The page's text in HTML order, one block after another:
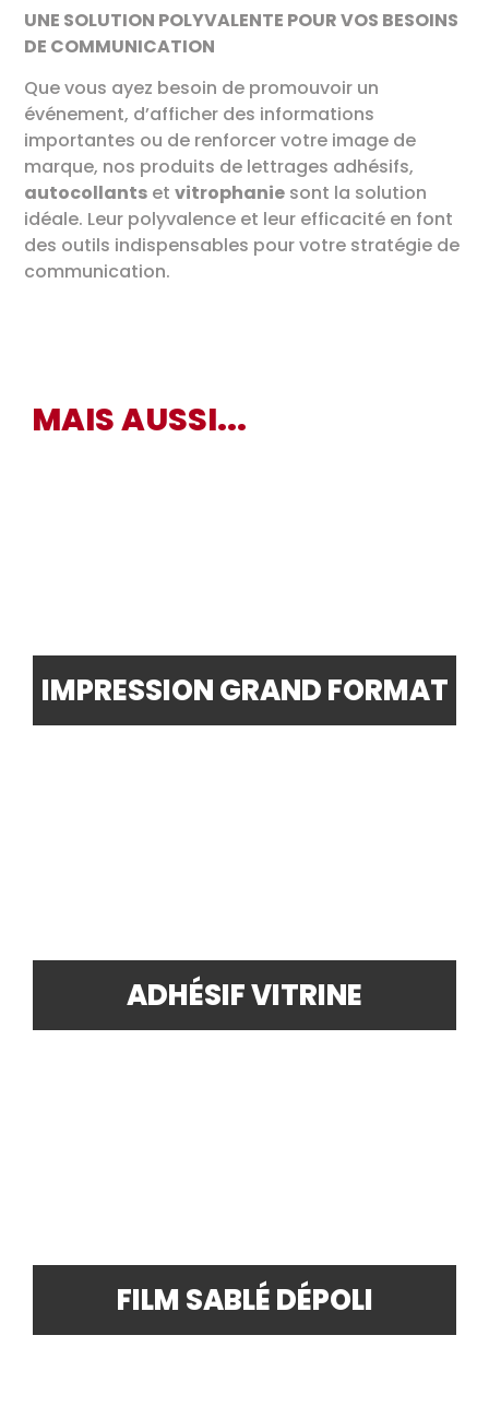
UNE SOLUTION POLYVALENTE POUR VOS BESOINS
DE COMMUNICATION
Que vous ayez besoin de promouvoir un
événement, d’afficher des informations
importantes ou de renforcer votre image de
marque, nos produits de lettrages adhésifs,
autocollants etvitrophanie sont la solution
idéale. Leur polyvalence et leur efficacité en font
des outils indispensables pour votre stratégie de
communication.
MAIS AUSSI...
IMPRESSION GRAND FORMAT
ADHÉSIF VITRINE
FILM SABLÉ DÉPOLI